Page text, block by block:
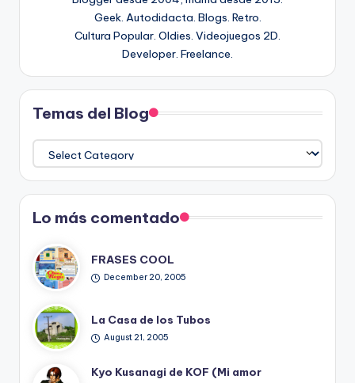
Geek. Autodidacta. Blogs. Retro.
Cultura Popular. Oldies. Videojuegos 2D.
Developer. Freelance.
Temas del Blog
Temas
del
Blog
Lo más comentado
FRASES COOL
December 20, 2005
La Casa de los Tubos
August 21, 2005
Kyo Kusanagi de KOF (Mi amor